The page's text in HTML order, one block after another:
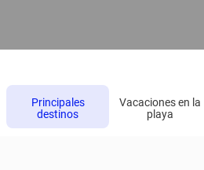
Principales
destinos
Vacaciones en la
playa